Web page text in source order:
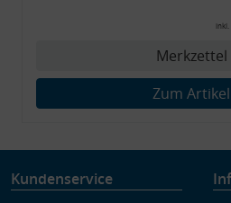
Merkzettel
Zum Artikel
Kundenservice